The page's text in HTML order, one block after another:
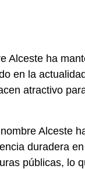
Alceste ha
en la
atractivo
Alceste
duradera
públicas, lo